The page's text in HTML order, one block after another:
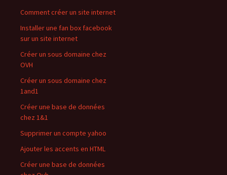
Comment créer un site internet
Installer une fan box facebook
sur un site internet
Créer un sous domaine chez
OVH
Créer un sous domaine chez
1and1
Créer une base de données
chez 1&1
Supprimer un compte yahoo
Ajouter les accents en HTML
Créer une base de données